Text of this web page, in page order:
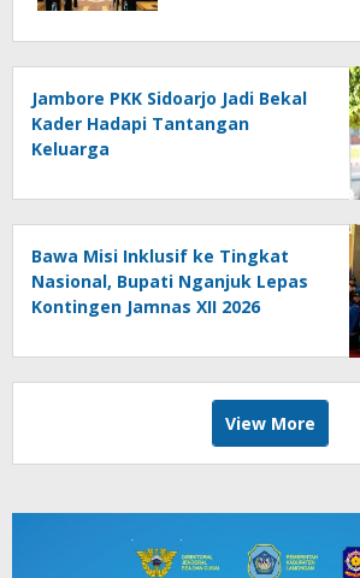
Jambore PKK Sidoarjo Jadi Bekal
Kader Hadapi Tantangan
Keluarga
Bawa Misi Inklusif ke Tingkat
Nasional, Bupati Nganjuk Lepas
Kontingen Jamnas XII 2026
View More